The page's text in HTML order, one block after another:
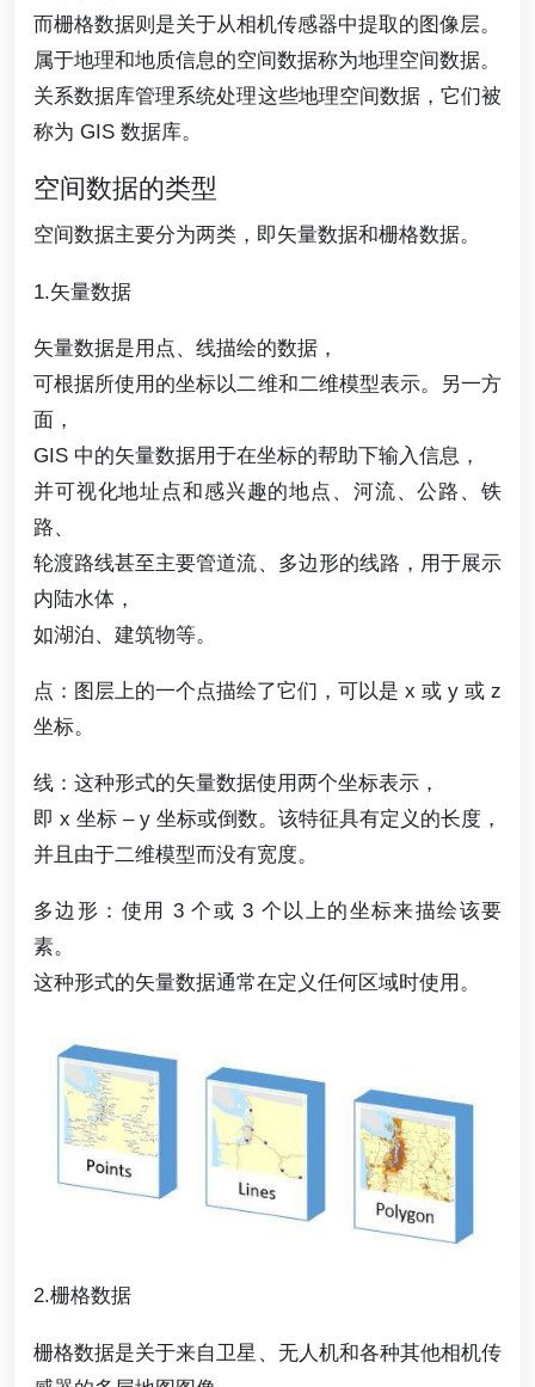
而栅格数据则是关于从相机传感器中提取的图像层。
属于地理和地质信息的空间数据称为地理空间数据。
关系数据库管理系统处理这些地理空间数据，它们被
称为 GIS 数据库。
空间数据的类型
空间数据主要分为两类，即矢量数据和栅格数据。
1.矢量数据
矢量数据是用点、线描绘的数据，
可根据所使用的坐标以二维和二维模型表示。另一方
面，
GIS 中的矢量数据用于在坐标的帮助下输入信息，
并可视化地址点和感兴趣的地点、河流、公路、铁
路、
轮渡路线甚至主要管道流、多边形的线路，用于展示
内陆水体，
如湖泊、建筑物等。
点：图层上的一个点描绘了它们，可以是 x 或 y 或 z
坐标。
线：这种形式的矢量数据使用两个坐标表示，
即 x 坐标 – y 坐标或倒数。该特征具有定义的长度，
并且由于二维模型而没有宽度。
多边形：使用 3 个或 3 个以上的坐标来描绘该要
素。
这种形式的矢量数据通常在定义任何区域时使用。
2.栅格数据
栅格数据是关于来自卫星、无人机和各种其他相机传